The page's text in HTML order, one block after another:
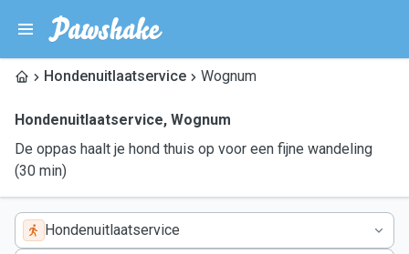
Hondenuitlaatservice Wognum
Hondenuitlaatservice, Wognum
De oppas haalt je hond thuis op voor een fijne wandeling
(30 min)
Hondenuitlaatservice